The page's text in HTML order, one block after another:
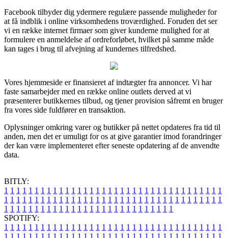
Facebook tilbyder dig ydermere regulære passende muligheder for
at få indblik i online virksomhedens troværdighed. Foruden det ser
vi en række internet firmaer som giver kunderne mulighed for at
formulere en anmeldelse af ordreforløbet, hvilket på samme måde
kan tages i brug til afvejning af kundernes tilfredshed.
Vores hjemmeside er finansieret af indtægter fra annoncer. Vi har
faste samarbejder med en række online outlets derved at vi
præsenterer butikkernes tilbud, og tjener provision såfremt en bruger
fra vores side fuldfører en transaktion.
Oplysninger omkring varer og butikker på nettet opdateres fra tid til
anden, men det er umuligt for os at give garantier imod forandringer
der kan være implementeret efter seneste opdatering af de anvendte
data.
BITLY:
1 1 1 1 1 1 1 1 1 1 1 1 1 1 1 1 1 1 1 1 1 1 1 1 1 1 1 1 1 1 1 1 1 1 1 1
1 1 1 1 1 1 1 1 1 1 1 1 1 1 1 1 1 1 1 1 1 1 1 1 1 1 1 1 1 1 1 1 1 1 1 1
1 1 1 1 1 1 1 1 1 1 1 1 1 1 1 1 1 1 1 1 1 1 1 1 1 1 1 1
SPOTIFY:
1 1 1 1 1 1 1 1 1 1 1 1 1 1 1 1 1 1 1 1 1 1 1 1 1 1 1 1 1 1 1 1 1 1 1 1
1 1 1 1 1 1 1 1 1 1 1 1 1 1 1 1 1 1 1 1 1 1 1 1 1 1 1 1 1 1 1 1 1 1 1 1